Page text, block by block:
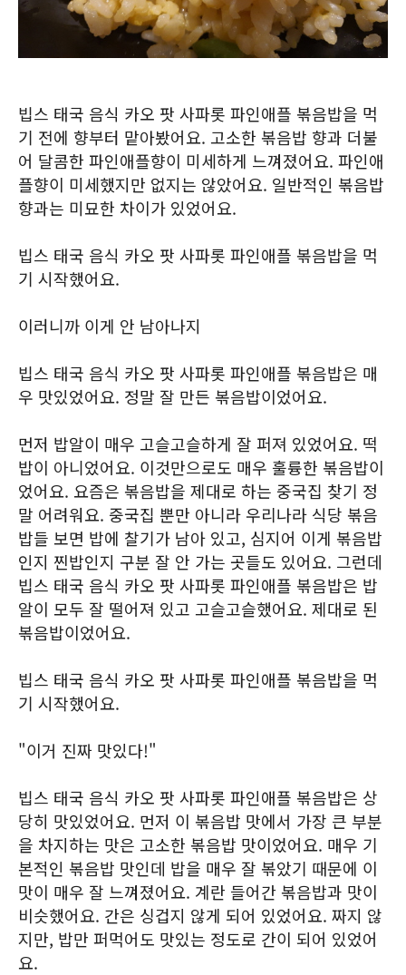
빕스 태국 음식 카오 팟 사파롯 파인애플 볶음밥을 먹
기 전에 향부터 맡아봤어요. 고소한 볶음밥 향과 더불
어 달콤한 파인애플향이 미세하게 느껴졌어요. 파인애
플향이 미세했지만 없지는 않았어요. 일반적인 볶음밥
향과는 미묘한 차이가 있었어요.
빕스 태국 음식 카오 팟 사파롯 파인애플 볶음밥을 먹
기 시작했어요.
이러니까 이게 안 남아나지
빕스 태국 음식 카오 팟 사파롯 파인애플 볶음밥은 매
우 맛있었어요. 정말 잘 만든 볶음밥이었어요.
먼저 밥알이 매우 고슬고슬하게 잘 퍼져 있었어요. 떡
밥이 아니었어요. 이것만으로도 매우 훌륭한 볶음밥이
었어요. 요즘은 볶음밥을 제대로 하는 중국집 찾기 정
말 어려워요. 중국집 뿐만 아니라 우리나라 식당 볶음
밥들 보면 밥에 찰기가 남아 있고, 심지어 이게 볶음밥
인지 찐밥인지 구분 잘 안 가는 곳들도 있어요. 그런데
빕스 태국 음식 카오 팟 사파롯 파인애플 볶음밥은 밥
알이 모두 잘 떨어져 있고 고슬고슬했어요. 제대로 된
볶음밥이었어요.
빕스 태국 음식 카오 팟 사파롯 파인애플 볶음밥을 먹
기 시작했어요.
"이거 진짜 맛있다!"
빕스 태국 음식 카오 팟 사파롯 파인애플 볶음밥은 상
당히 맛있었어요. 먼저 이 볶음밥 맛에서 가장 큰 부분
을 차지하는 맛은 고소한 볶음밥 맛이었어요. 매우 기
본적인 볶음밥 맛인데 밥을 매우 잘 볶았기 때문에 이
맛이 매우 잘 느껴졌어요. 계란 들어간 볶음밥과 맛이
비슷했어요. 간은 싱겁지 않게 되어 있었어요. 짜지 않
지만, 밥만 퍼먹어도 맛있는 정도로 간이 되어 있었어
요.